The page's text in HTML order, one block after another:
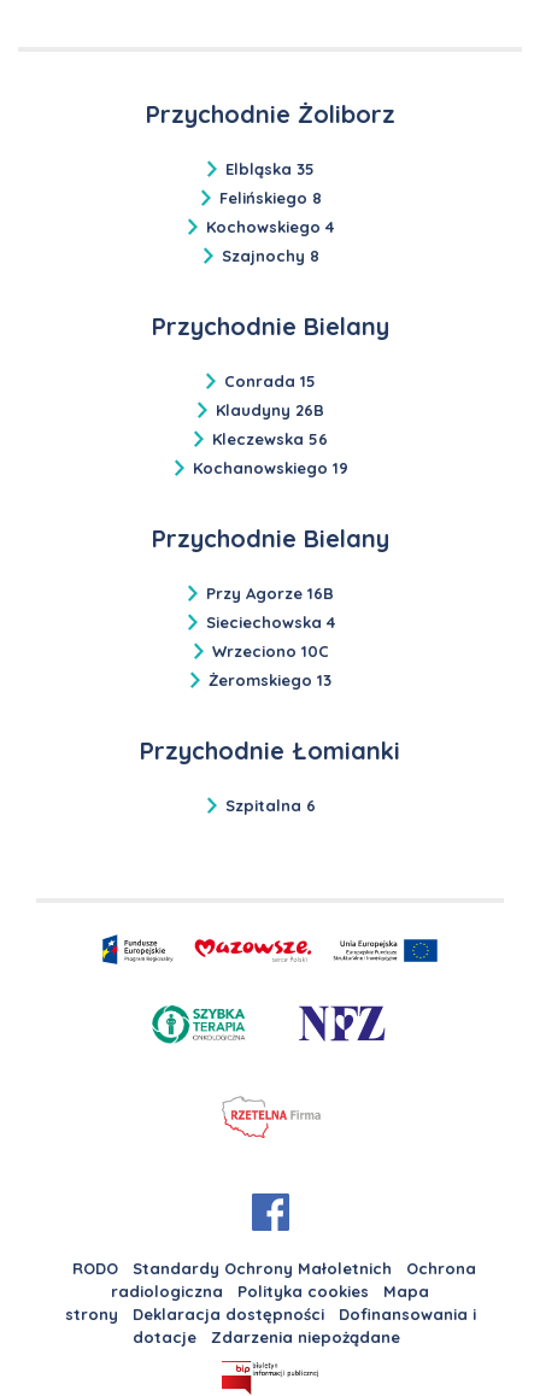
Przychodnie Żoliborz
Elbląska 35
Felińskiego 8
Kochowskiego 4
Szajnochy 8
Przychodnie Bielany
Conrada 15
Klaudyny 26B
Kleczewska 56
Kochanowskiego 19
Przychodnie Bielany
Przy Agorze 16B
Sieciechowska 4
Wrzeciono 10C
Żeromskiego 13
Przychodnie Łomianki
Szpitalna 6
RODO Standardy Ochrony Małoletnich
Ochrona
radiologiczna
Polityka cookies
Mapa
strony
Deklaracja dostępności
Dofinansowania i
dotacje
Zdarzenia niepożądane